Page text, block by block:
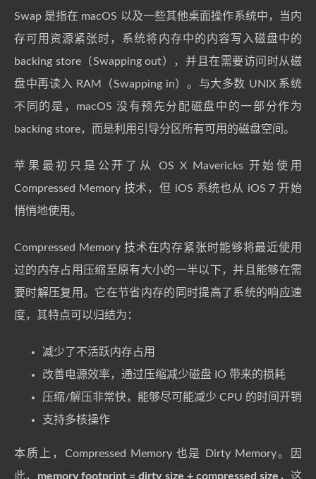
Swap 是指在 macOS 以及一些其他桌面操作系统中，当内
存可用资源紧张时，系统将内存中的内容写入磁盘中的
backing store（Swapping out），并且在需要访问时从磁
盘中再读入 RAM（Swapping in）。与大多数 UNIX 系统
不同的是，macOS 没有预先分配磁盘中的一部分作为
backing store，而是利用引导分区所有可用的磁盘空间。
苹果最初只是公开了从 OS X Mavericks 开始使用
Compressed Memory 技术，但 iOS 系统也从 iOS 7 开始
悄悄地使用。
Compressed Memory 技术在内存紧张时能够将最近使用
过的内存占用压缩至原有大小的一半以下，并且能够在需
要时解压复用。它在节省内存的同时提高了系统的响应速
度，其特点可以归结为：
减少了不活跃内存占用
改善电源效率，通过压缩减少磁盘 IO 带来的损耗
压缩/解压非常快，能够尽可能减少 CPU 的时间开销
支持多核操作
本质上，Compressed Memory 也是 Dirty Memory。因
此， memory footprint = dirty size + compressed size ，这